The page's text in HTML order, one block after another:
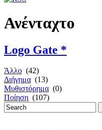
Ανένταχτο
Logo Gate *
Άλλο (42)
Διήγημα (13)
Μυθιστόρημα (0)
Ποίηση (107)